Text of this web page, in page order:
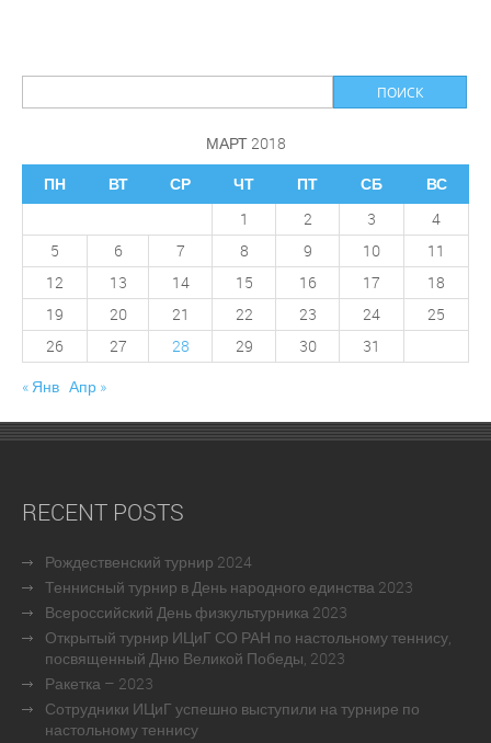
место
предприятий,
посвященной
60-
летию
Советского
района
МАРТ 2018
ПН
ВТ СР ЧТ ПТ СБ
ВС
1
2 3
4
5
6 7 8 9 10
11
12
13 14 15 16 17
18
19
20 21 22 23 24
25
26
27 28 29 30
31
« Янв Апр »
RECENT POSTS
Рождественский турнир 2024
Теннисный турнир в День народного единства 2023
Всероссийский День физкультурника 2023
Открытый турнир ИЦиГ СО РАН по настольному теннису,
посвященный Дню Великой Победы, 2023
Ракетка – 2023
Сотрудники ИЦиГ успешно выступили на турнире по
настольному теннису